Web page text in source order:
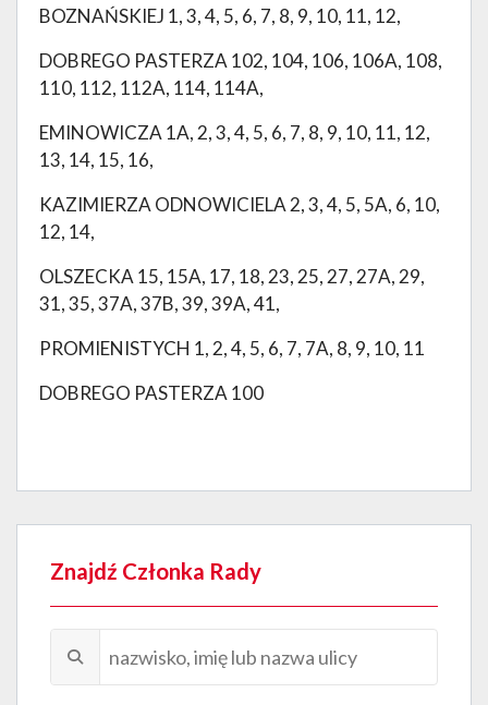
BOZNAŃSKIEJ 1, 3, 4, 5, 6, 7, 8, 9, 10, 11, 12,
DOBREGO PASTERZA 102, 104, 106, 106A, 108,
110, 112, 112A, 114, 114A,
EMINOWICZA 1A, 2, 3, 4, 5, 6, 7, 8, 9, 10, 11, 12,
13, 14, 15, 16,
KAZIMIERZA ODNOWICIELA 2, 3, 4, 5, 5A, 6, 10,
12, 14,
OLSZECKA 15, 15A, 17, 18, 23, 25, 27, 27A, 29,
31, 35, 37A, 37B, 39, 39A, 41,
PROMIENISTYCH 1, 2, 4, 5, 6, 7, 7A, 8, 9, 10, 11
DOBREGO PASTERZA 100
Znajdź Członka Rady